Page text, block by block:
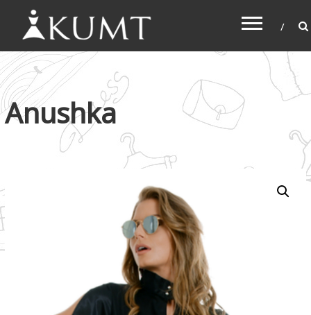
KUMT
Haljine online
Anushka